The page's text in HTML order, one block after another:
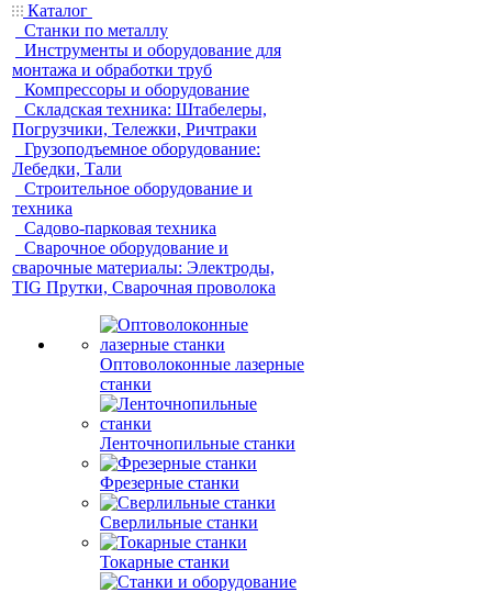
Каталог
Станки по металлу
Инструменты и оборудование для
монтажа и обработки труб
Компрессоры и оборудование
Складская техника: Штабелеры,
Погрузчики, Тележки, Ричтраки
Грузоподъемное оборудование:
Лебедки, Тали
Строительное оборудование и
техника
Садово-парковая техника
Сварочное оборудование и
сварочные материалы: Электроды,
TIG Прутки, Сварочная проволока
Оптоволоконные лазерные
станки
Ленточнопильные станки
Фрезерные станки
Сверлильные станки
Токарные станки